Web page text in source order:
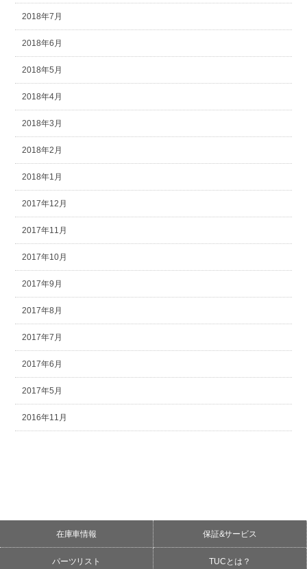
2018年7月
2018年6月
2018年5月
2018年4月
2018年3月
2018年2月
2018年1月
2017年12月
2017年11月
2017年10月
2017年9月
2017年8月
2017年7月
2017年6月
2017年5月
2016年11月
在庫車情報 保証&サービス
パーツリスト TUCとは？